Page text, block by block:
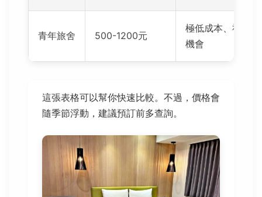
青年旅舍 500-1200元
極低成本、社交
機會
這張表格可以幫你快速比較。不過，價格會
隨季節浮動，建議預訂前多查詢。